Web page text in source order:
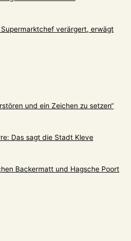
verärgert, erwägt
und ein Zeichen zu setzen“
Das sagt die Stadt Kleve
Backermatt und Hagsche Poort